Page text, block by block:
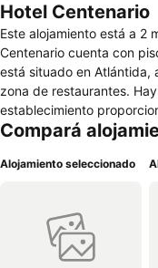
Hotel Centenario
Este alojamiento está a 2
Centenario cuenta con
está situado en Atlántida,
zona de restaurantes.
establecimiento
habitaciones cuentan con
Hotel Centenario dispone
Montevideo.
Compará
Alojamiento seleccionado